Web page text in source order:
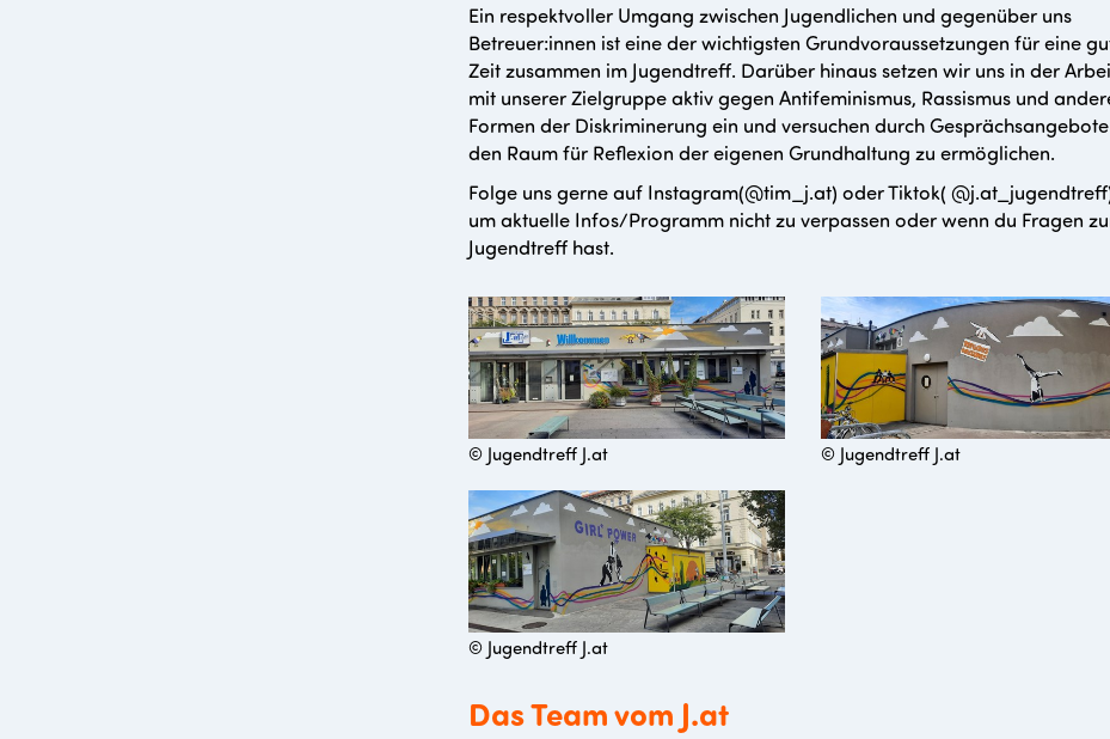
Ein respektvoller Umgang zwischen Jugendlichen und gegenüber uns
Betreuer:innen ist eine der wichtigsten Grundvoraussetzungen für eine
Zeit zusammen im Jugendtreff. Darüber hinaus setzen wir uns in der
mit unserer Zielgruppe aktiv gegen Antifeminismus, Rassismus und
Formen der Diskriminerung ein und versuchen durch Gesprächsangebote
den Raum für Reflexion der eigenen Grundhaltung zu ermöglichen.
Folge uns gerne auf Instagram(@tim_j.at) oder Tiktok(
um aktuelle Infos/Programm nicht zu verpassen oder wenn du Fragen
Jugendtreff hast.
© Jugendtreff J.at © Jugendtreff J.at
© Jugendtreff J.at
Das Team vom J.at